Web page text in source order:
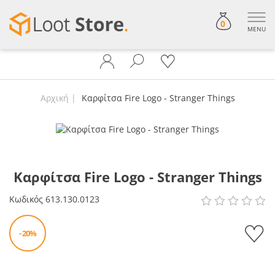
0 MENU
Αρχική Καρφίτσα Fire Logo - Stranger Things
Καρφίτσα Fire Logo - Stranger Things
Κωδικός 613.130.0123
- 20%